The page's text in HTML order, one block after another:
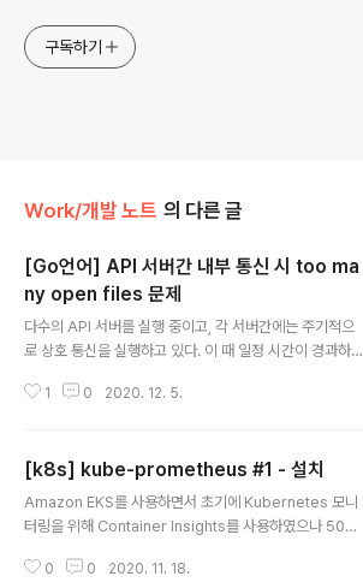
구독하기
Work/개발 노트 의 다른 글
[Go언어] API 서버간 내부 통신 시 too ma
ny open files 문제
다수의 API 서버를 실행 중이고, 각 서버간에는 주기적으
로 상호 통신을 실행하고 있다. 이 때 일정 시간이 경과하면
하였다. dial tcp: lookup 127.0.0.1: too many open f
하였다. lsof | wc -l 문제가 발생한 대상 API 서버에서 to
o many open files 발생 시 file open 수는 17141개
였는데 재시작 후 6994로 감소하였다. 이로 인해 프로세
open이 추가된 것으로 추정되는 상황이다. (다른 프로세
1 0 2020. 12. 5.
[k8s] kube-prometheus #1 - 설치
Amazon EKS를 사용하면서 초기에 Kubernetes 모니
터링을 위해 Container Insights를 사용하였으나 500
서 많은 비용이 발생하게 되었다. 비용 절감을 위해 Conta
0 0 2020. 11. 18.